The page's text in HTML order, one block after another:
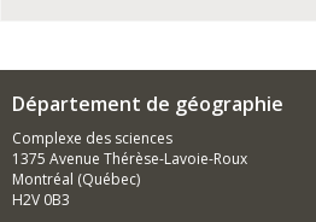
Département de géographie
Complexe des sciences
1375 Avenue Thérèse-Lavoie-Roux
Montréal (Québec)
H2V 0B3